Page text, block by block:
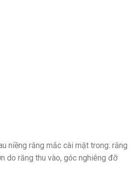
niềng răng mắc cài mặt trong: răng
do răng thu vào, góc nghiêng đỡ